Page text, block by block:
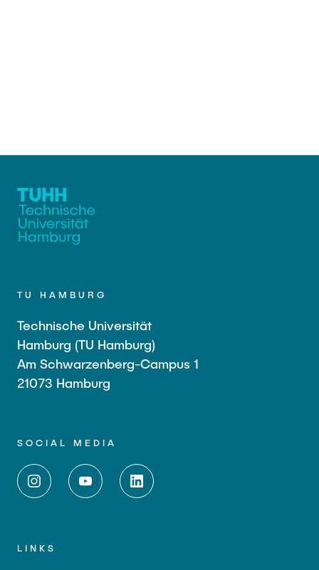
TU HAMBURG
Technische Universität
Hamburg (TU Hamburg)
Am Schwarzenberg-Campus 1
21073 Hamburg
SOCIAL MEDIA
LINKS